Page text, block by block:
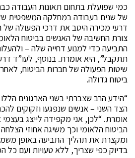
כמי שפועלת בתחום תאונות העבודה כבר
של שנים בעבודה במחלקה המשפטית של
דרעי מכירה היטב את דרכי הפעולה של
צורת החשיבה של האנשים בביטוח
התביעה כדי למנוע דחייה שלה –
תתקבל”, היא אומרת. בנוסף, לעו”ד
שיטות הפעולה של חברות הביטוח,
ביטוח גדולה.
“הידע הרב שצברתי בשני הארגונים הללו
הצד השני – אנשים שנפגעו וזקוקים
אומרת. “לכן, אני מקפידה לייצג בעצמי
הביטוח הלאומי וכך משיגה אחוזי
ומקצרת את תהליך התביעה באופן
בדיוק כפי שצריך, ללא טעויות ועם כל